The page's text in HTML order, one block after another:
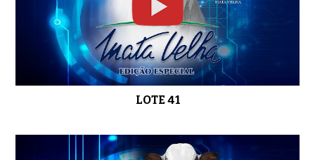
LOTE 41